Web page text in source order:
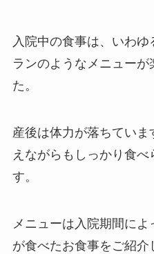
入院中の食事は、いわゆ
ランのようなメニューが
た。
産後は体力が落ちてい
えながらもしっかり食
す。
メニューは入院期間に
が食べたお食事をご紹介